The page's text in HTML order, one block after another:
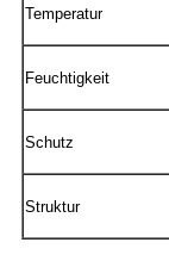
Temperatur
Feuchtigkeit
Schutz
Struktur